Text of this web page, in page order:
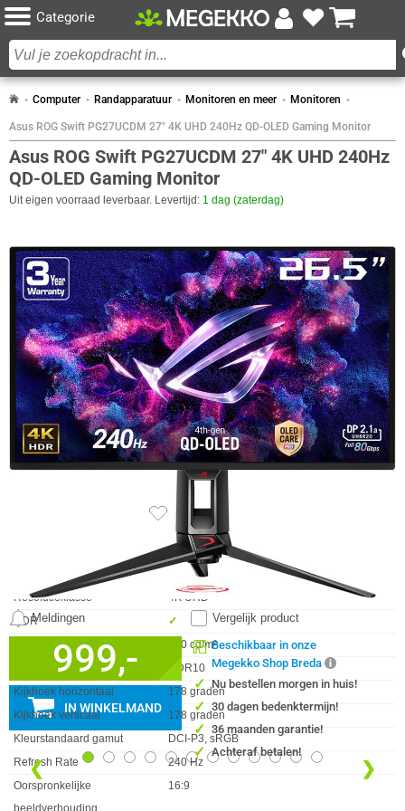
Categorie
Computer Randapparatuur Monitoren en meer Monitoren
Asus ROG Swift PG27UCDM 27" 4K UHD 240Hz QD-OLED Gaming Monitor
Asus ROG Swift PG27UCDM 27" 4K UHD 240Hz
QD-OLED Gaming Monitor
Uit eigen voorraad leverbaar. Levertijd: 1 dag (zaterdag)
❮ ❯
999,-
IN WINKELMAND
Beschikbaar in onze
Megekko Shop Breda
✓ Nu bestellen morgen in huis!
✓ 30 dagen bedenktermijn!
✓ 36 maanden garantie!
✓ Achteraf betalen!
Vergelijk product
Meldingen
SPECIFICATIES
BEELDSCHERM
Eigenschap Waarde
Antireflectiescherm
✓︎
Paneel Type
QD-OLED
Curved
✖︎
Aantal kleuren
1.07B
Scherm Diagonaal
27.0 inch (68.6cm)
Schermverhouding
16:9
Digitale horizontale frequentie 30 - 590 kHz
48 - 240 Hz
99 procent
Grootte beeld (horizontaal)
59 cm
Grootte beeld (verticaal)
33,3 cm
Resolutieklasse
4K UHD
HDR
✓︎
Helderheid
450 cd/m²
HDR Type
HDR10
Kijkhoek horizontaal
178 graden
Kijkhoek verticaal
178 graden
Kleurstandaard gamut
DCI-P3, sRGB
Refresh Rate
240 Hz
Oorspronkelijke
beeldverhouding
16:9